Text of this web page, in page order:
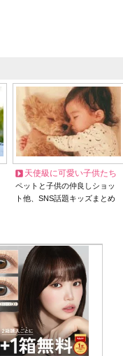
天使級に可愛い子供たち
ペットと子供の仲良しショッ
ト他、SNS話題キッズまとめ